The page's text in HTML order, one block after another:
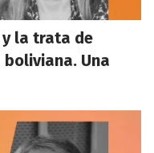
la trata de
Una